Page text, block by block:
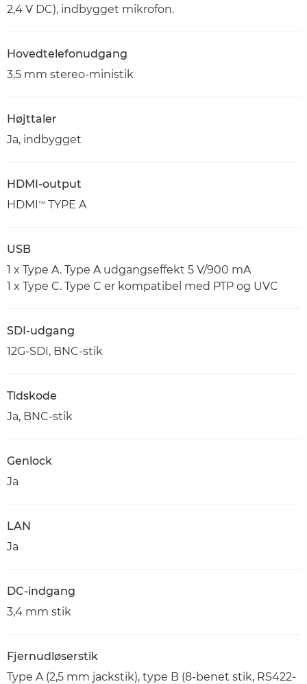
2,4 V DC), indbygget mikrofon.
Hovedtelefonudgang
3,5 mm stereo-ministik
Højttaler
Ja, indbygget
HDMI-output
HDMI TM TYPE A
USB
1 x Type A. Type A udgangseffekt 5 V/900 mA
1 x Type C. Type C er kompatibel med PTP og UVC
SDI-udgang
12G-SDI, BNC-stik
Tidskode
Ja, BNC-stik
Genlock
Ja
LAN
Ja
DC-indgang
3,4 mm stik
Fjernudløserstik
Type A (2,5 mm jackstik), type B (8-benet stik, RS422-